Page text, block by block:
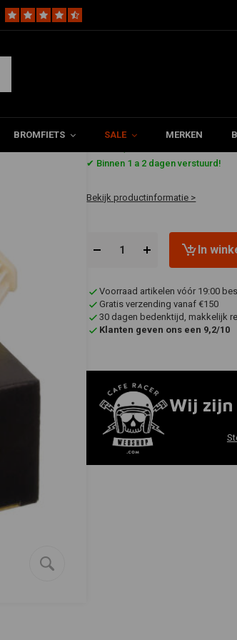
BROMFIETS SALE MERKEN
€21,71
✔ Binnen 1 a 2 dagen verstuurd!
Bekijk productinformatie >
In
Voorraad artikelen vóór 19:00
Gratis verzending vanaf €150
30 dagen bedenktijd, makkelijk
Klanten geven ons een 9,2/10
Wij